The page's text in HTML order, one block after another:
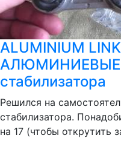
ALUMINIUM
АЛЮМИНИЕВЫЕ
стабилизатора
Решился на
стабилизатора.
на 17 (чтобы открутить